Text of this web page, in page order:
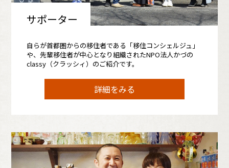
サポーター
自らが首都圏からの移住者である「移住コンシェルジュ」
や、先輩移住者が中心となり組織されたNPO法人かづの
classy（クラッシィ）のご紹介です。
詳細をみる